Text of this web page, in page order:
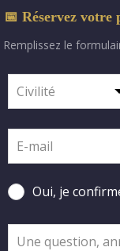
📅 Réservez votre
Remplissez le
this
field
blank
Oui, je